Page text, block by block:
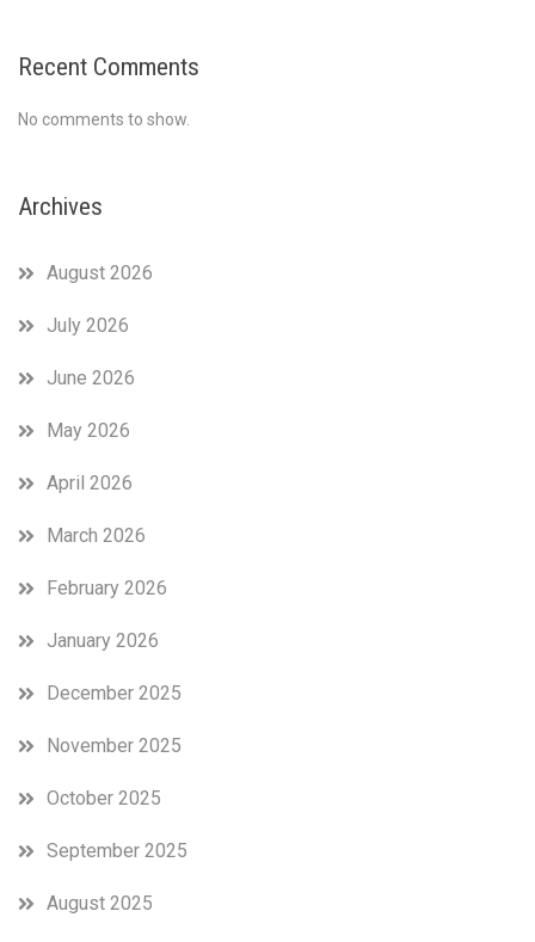
Recent Comments
No comments to show.
Archives
August 2026
July 2026
June 2026
May 2026
April 2026
March 2026
February 2026
January 2026
December 2025
November 2025
October 2025
September 2025
August 2025